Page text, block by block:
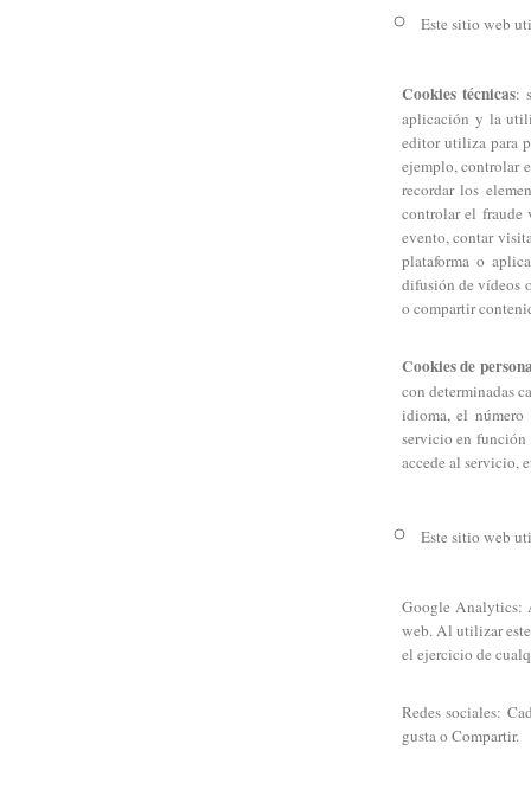
Este sitio web
Cookies técnicas:
aplicación y la
editor utiliza para
ejemplo, controlar
recordar los
controlar el
evento, contar
plataforma o
difusión de vídeos
o compartir
Cookies de
con determinadas
idioma, el número
servicio en función
accede al servicio,
Este sitio web
Google Analytics:
web. Al utilizar
el ejercicio de
Redes sociales:
gusta o Compartir.